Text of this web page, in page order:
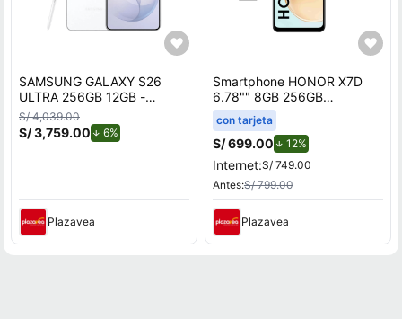
SAMSUNG GALAXY S26
ULTRA 256GB 12GB -
BLANCO
S/ 4,039.00
S/ 3,759.00 6%
Plazavea
Smartphone HONOR X7D
6.78"" 8GB 256GB
108MP+2MP Negro
con tarjeta
S/ 699.00 12%de descuento.
Internet:S/ 749.00
Antes:S/ 799.00
Plazavea